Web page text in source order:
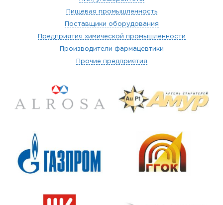
Пищевая промышленность
Поставщики оборудования
Предприятия химической промышленности
Производители фармацевтики
Прочие предприятия